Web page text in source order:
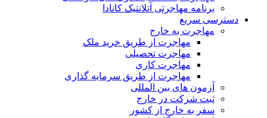
برنامه مهاجرتی آتلانتیک کانادا
دسترسی سریع
مهاجرت به خارج
مهاجرت از طریق خرید ملک
مهاجرت تحصیلی
مهاجرت کاری
مهاجرت از طریق سرمایه گذاری
آزمون های بین المللی
ثبت شرکت در خارج
سفر به خارج از کشور